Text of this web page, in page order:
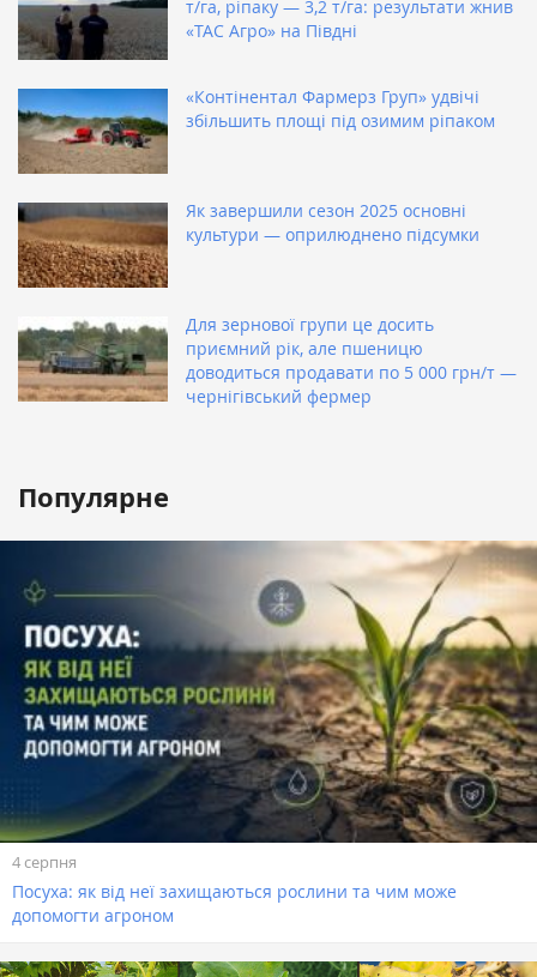
т/га, ріпаку — 3,2 т/га: результати жнив
«ТАС Агро» на Півдні
«Контінентал Фармерз Груп» удвічі
збільшить площі під озимим ріпаком
Як завершили сезон 2025 основні
культури — оприлюднено підсумки
Для зернової групи це досить
приємний рік, але пшеницю
доводиться продавати по 5 000 грн/т —
чернігівський фермер
Популярне
4 серпня
Посуха: як від неї захищаються рослини та чим може
допомогти агроном